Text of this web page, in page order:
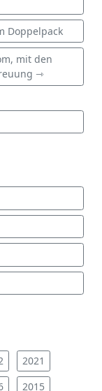
Doppelpack
mit den
⇾
2021
2015